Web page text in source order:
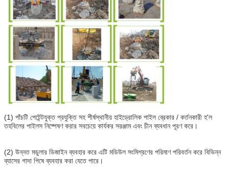
(1) পাঁচটি পেটেন্টযুক্ত প্রযুক্তি সহ শীর্ষস্থানীয় হাইড্রোলিক পাইল ব্রেকার / কর্তনকারী হ'ল
তহবিলের পাইলস নিষ্পেষণ করার সবচেয়ে কার্যকর সরঞ্জাম এবং চীন ব্যবধান পূরণ করে।
(2) উন্নত মডুলার ডিজাইন ব্যবহার করে এটি মডিউল সংমিশ্রণের পরিমাণ পরিবর্তন করে বিভিন্ন
ব্যাসের গাদা পিষে ব্যবহার করা যেতে পারে।